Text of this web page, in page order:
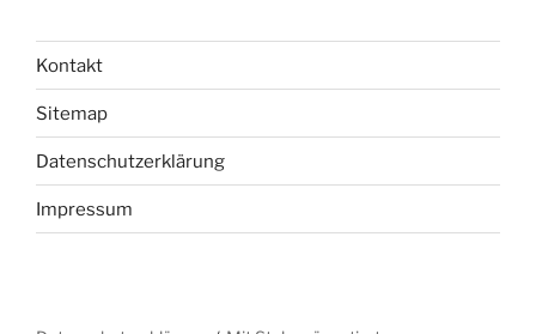
Kontakt
Sitemap
Datenschutzerklärung
Impressum